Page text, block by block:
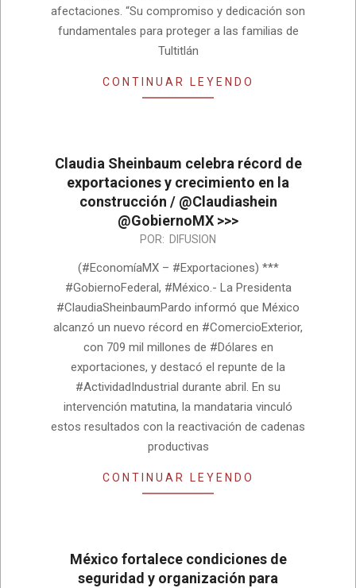
afectaciones. “Su compromiso y dedicación son
fundamentales para proteger a las familias de
Tultitlán
CONTINUAR LEYENDO
Claudia Sheinbaum celebra récord de
exportaciones y crecimiento en la
construcción / @Claudiashein
@GobiernoMX >>>
POR: DIFUSION
(#EconomíaMX – #Exportaciones) ***
#GobiernoFederal, #México.- La Presidenta
#ClaudiaSheinbaumPardo informó que México
alcanzó un nuevo récord en #ComercioExterior,
con 709 mil millones de #Dólares en
exportaciones, y destacó el repunte de la
#ActividadIndustrial durante abril. En su
intervención matutina, la mandataria vinculó
estos resultados con la reactivación de cadenas
productivas
CONTINUAR LEYENDO
México fortalece condiciones de
seguridad y organización para